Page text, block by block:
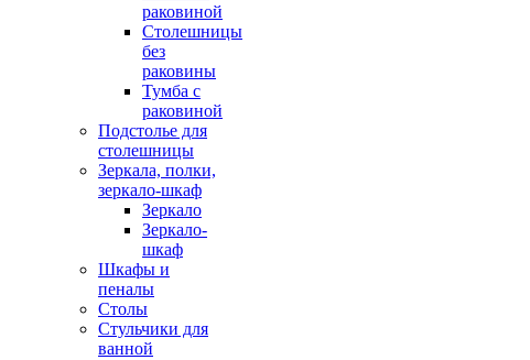
раковиной
Столешницы
без
раковины
Тумба с
раковиной
Подстолье для
столешницы
Зеркала, полки,
зеркало-шкаф
Зеркало
Зеркало-
шкаф
Шкафы и
пеналы
Столы
Стульчики для
ванной